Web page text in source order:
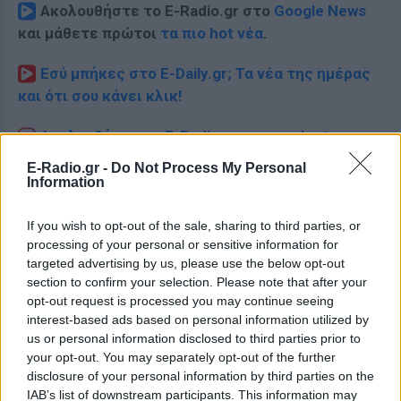
E-Radio.gr - Do Not Process My Personal
Information
If you wish to opt-out of the sale, sharing to third parties, or
processing of your personal or sensitive information for
targeted advertising by us, please use the below opt-out
section to confirm your selection. Please note that after your
opt-out request is processed you may continue seeing
interest-based ads based on personal information utilized by
us or personal information disclosed to third parties prior to
your opt-out. You may separately opt-out of the further
disclosure of your personal information by third parties on the
IAB’s list of downstream participants. This information may
Ακολουθήστε το E-Radio.gr στο Google News
και μάθετε πρώτοι τα πιο hot νέα.
Εσύ μπήκες στο E-Daily.gr; Τα νέα της ημέρας
και ότι σου κάνει κλικ!
Ακολουθήστε το E-Radio.gr και στο Instagram
ΔΙΑΦΗΜΙΣΗ